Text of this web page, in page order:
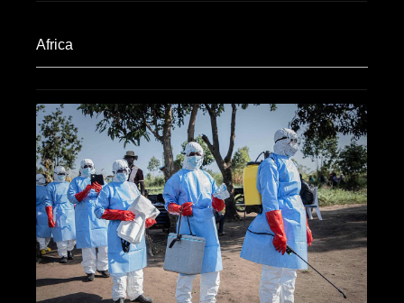
Africa​